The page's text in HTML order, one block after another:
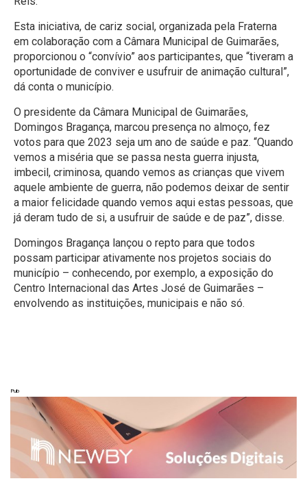
Esta iniciativa, de cariz social, organizada pela Fraterna
em colaboração com a Câmara Municipal de Guimarães,
proporcionou o “convívio” aos participantes, que “tiveram a
oportunidade de conviver e usufruir de animação cultural”,
dá conta o município.
O presidente da Câmara Municipal de Guimarães,
Domingos Bragança, marcou presença no almoço, fez
votos para que 2023 seja um ano de saúde e paz. “Quando
vemos a miséria que se passa nesta guerra injusta,
imbecil, criminosa, quando vemos as crianças que vivem
aquele ambiente de guerra, não podemos deixar de sentir
a maior felicidade quando vemos aqui estas pessoas, que
já deram tudo de si, a usufruir de saúde e de paz”, disse.
Domingos Bragança lançou o repto para que todos
possam participar ativamente nos projetos sociais do
município – conhecendo, por exemplo, a exposição do
Centro Internacional das Artes José de Guimarães –
envolvendo as instituições, municipais e não só.
Pub